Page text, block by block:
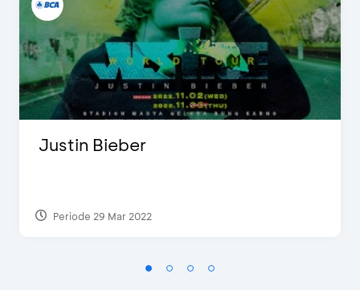
Justin Bieber
Periode 29 Mar 2022